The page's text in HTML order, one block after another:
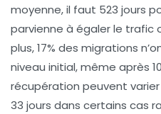
moyenne, il faut 523 jours
parvienne à égaler le trafic
plus,17% des migrations
niveau initial, même après
récupération peuvent
33 jours dans certains cas